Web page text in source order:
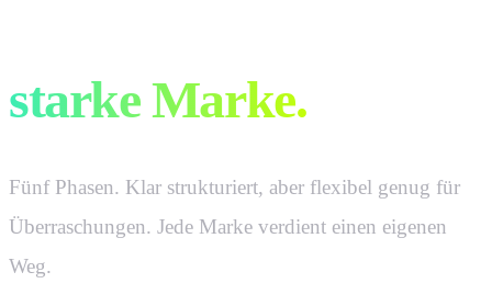
starke Marke.
Fünf Phasen. Klar strukturiert, aber flexibel genug für
Überraschungen. Jede Marke verdient einen eigenen
Weg.